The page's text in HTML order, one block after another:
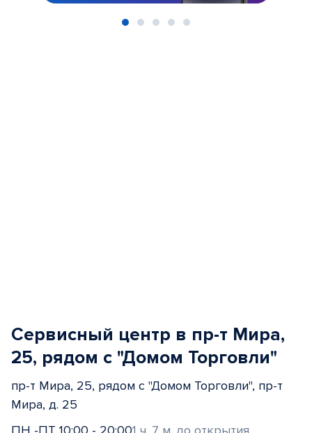
Сервисный центр в пр-т Мира,
25, рядом с "Домом Торговли"
пр-т Мира, 25, рядом с "Домом Торговли", пр-т
Мира, д. 25